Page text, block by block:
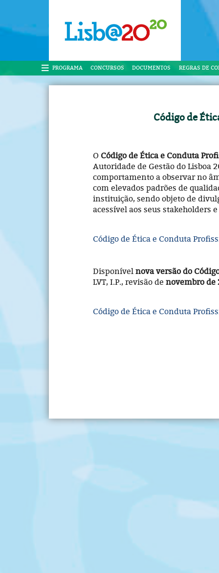
PROGRAMA CONCURSOS DOCUMENTOS REGRAS DE
Código de
O Código de Ética e Conduta
Autoridade de Gestão do Lisboa
comportamento a observar no
com elevados padrões de
instituição, sendo objeto de
acessível aos seus stakeholders
Código de Ética e Conduta
Disponívelnova versão do
LVT, I.P., revisão de novembro de
Código de Ética e Conduta